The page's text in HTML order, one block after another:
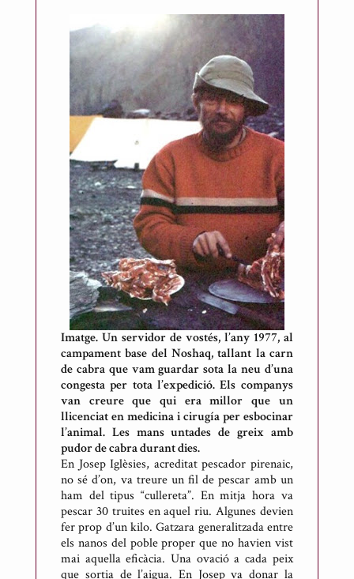
Imatge. Un servidor de vostés, l’any 1977, al
campament base del Noshaq, tallant la carn
de cabra que vam guardar sota la neu d’una
congesta per tota l’expedició. Els companys
van creure que qui era millor que un
llicenciat en medicina i cirugía per esbocinar
l’animal. Les mans untades de greix amb
pudor de cabra durant dies.
En Josep Iglèsies, acreditat pescador pirenaic,
no sé d’on, va treure un fil de pescar amb un
ham del tipus “cullereta”. En mitja hora va
pescar 30 truites en aquel riu. Algunes devien
fer prop d’un kilo. Gatzara generalitzada entre
els nanos del poble proper que no havien vist
mai aquella eficàcia. Una ovació a cada peix
que sortia de l’aigua. En Josep va donar la